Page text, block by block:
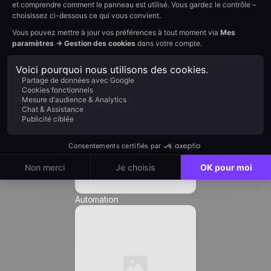
Automation
Nom *
Entreprise*
Fonction *
Email*